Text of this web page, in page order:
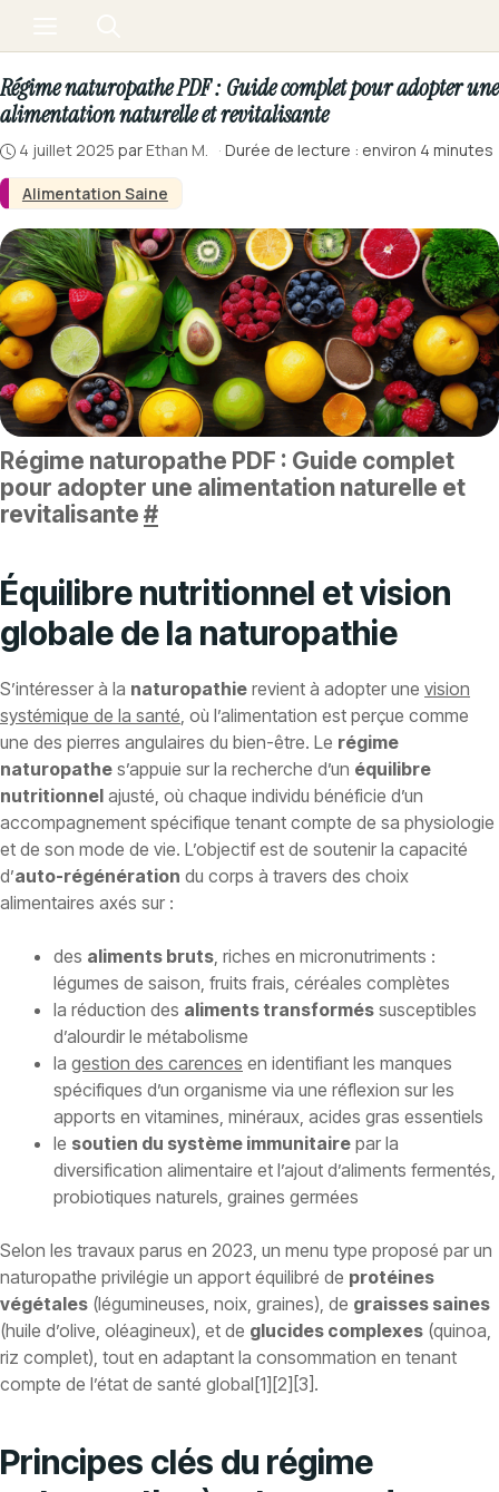
Alimentation Saine
Régime naturopathe PDF : Guide complet pour adopter une
alimentation naturelle et revitalisante
4 juillet 2025 par Ethan M. · Durée de lecture : environ 4 minutes
Régime naturopathe PDF : Guide complet
pour adopter une alimentation naturelle et
revitalisante #
Équilibre nutritionnel et vision
globale de la naturopathie
S’intéresser à la naturopathie revient à adopter une vision
systémique de la santé , où l’alimentation est perçue comme
une des pierres angulaires du bien-être. Le régime
naturopathe s’appuie sur la recherche d’un équilibre
nutritionnel ajusté, où chaque individu bénéficie d’un
accompagnement spécifique tenant compte de sa physiologie
et de son mode de vie. L’objectif est de soutenir la capacité
d’auto-régénération du corps à travers des choix
alimentaires axés sur :
des aliments bruts , riches en micronutriments :
légumes de saison, fruits frais, céréales complètes
la réduction des aliments transformés susceptibles
d’alourdir le métabolisme
la gestion des carences en identifiant les manques
spécifiques d’un organisme via une réflexion sur les
apports en vitamines, minéraux, acides gras essentiels
le soutien du système immunitaire par la
diversification alimentaire et l’ajout d’aliments fermentés,
probiotiques naturels, graines germées
Selon les travaux parus en 2023, un menu type proposé par un
naturopathe privilégie un apport équilibré de protéines
végétales (légumineuses, noix, graines), de graisses saines
(huile d’olive, oléagineux), et de glucides complexes (quinoa,
riz complet), tout en adaptant la consommation en tenant
compte de l’état de santé global[1][2][3].
Principes clés du régime